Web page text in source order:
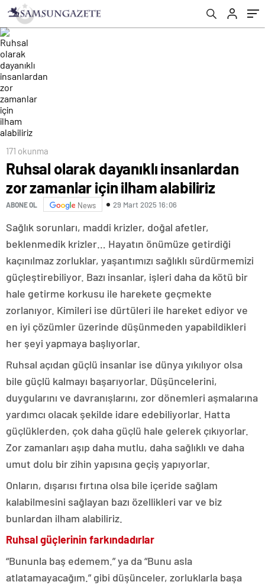
171 okunma
Ruhsal olarak dayanıklı insanlardan
zor zamanlar için ilham alabiliriz
ABONE OL News 29 Mart 2025 16:06
Sağlık sorunları, maddi krizler, doğal afetler,
beklenmedik krizler… Hayatın önümüze getirdiği
kaçınılmaz zorluklar, yaşantımızı sağlıklı sürdürmemizi
güçleştirebiliyor. Bazı insanlar, işleri daha da kötü bir
hale getirme korkusu ile harekete geçmekte
zorlanıyor. Kimileri ise dürtüleri ile hareket ediyor ve
en iyi çözümler üzerinde düşünmeden yapabildikleri
her şeyi yapmaya başlıyorlar.
Ruhsal açıdan güçlü insanlar ise dünya yıkılıyor olsa
bile güçlü kalmayı başarıyorlar. Düşüncelerini,
duygularını ve davranışlarını, zor dönemleri aşmalarına
yardımcı olacak şekilde idare edebiliyorlar. Hatta
güçlüklerden, çok daha güçlü hale gelerek çıkıyorlar.
Zor zamanları aşıp daha mutlu, daha sağlıklı ve daha
umut dolu bir zihin yapısına geçiş yapıyorlar.
Onların, dışarısı fırtına olsa bile içeride sağlam
kalabilmesini sağlayan bazı özellikleri var ve biz
bunlardan ilham alabiliriz.
Ruhsal güçlerinin farkındadırlar
“Bununla baş edemem.” ya da “Bunu asla
atlatamayacağım.” gibi düşünceler, zorluklarla başa